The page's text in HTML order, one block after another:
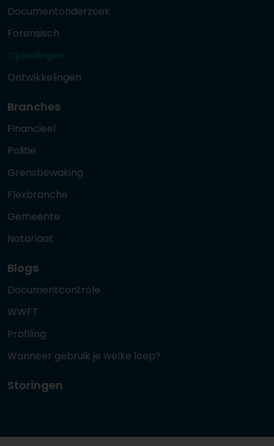
Documentonderzoek
Forensisch
Opleidingen
Ontwikkelingen
Branches
Financieel
Politie
Grensbewaking
Flexbranche
Gemeente
Notariaat
Blogs
Documentcontrole
WWFT
Profiling
Wanneer gebruik je welke loep?
Storingen